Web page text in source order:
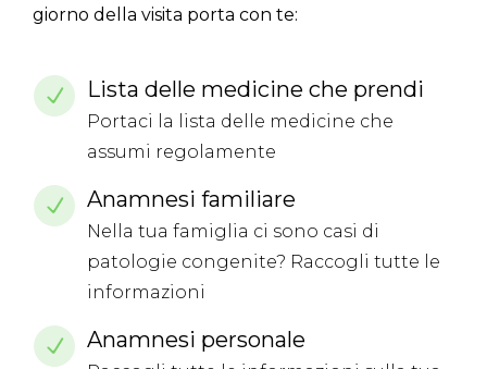
giorno della visita porta con te:
Lista delle medicine che prendi
Portaci la lista delle medicine che
assumi regolamente
Anamnesi familiare
Nella tua famiglia ci sono casi di
patologie congenite? Raccogli tutte le
informazioni
Anamnesi personale